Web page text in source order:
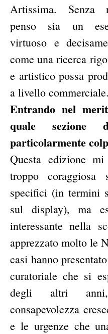
Artissima. Senza
penso sia un
virtuoso e
come una ricerca
e artistico possa
a livello commerciale.
Entrando nel
quale
particolarmente
Questa edizione
troppo
specifici (in termini
sul display), ma
interessante nella
apprezzato molto le
casi hanno
curatoriale che si
degli altri
consapevolezza
e le urgenze che